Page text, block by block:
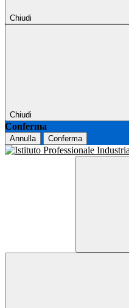
Chiudi
Chiudi
Conferma
Annulla Conferma